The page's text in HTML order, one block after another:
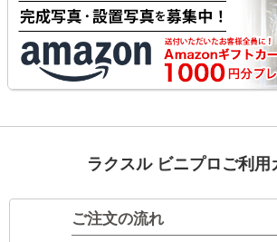
ラクスル ビニプロご利用
ご注文の流れ